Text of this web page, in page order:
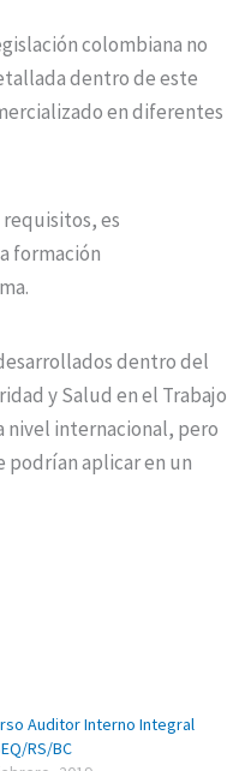
colombiana no
dentro de este
en diferentes
es
formación
dentro del
y Salud en el Trabajo
nivel internacional, pero
podrían aplicar en un
Auditor Interno Integral
RS/BC